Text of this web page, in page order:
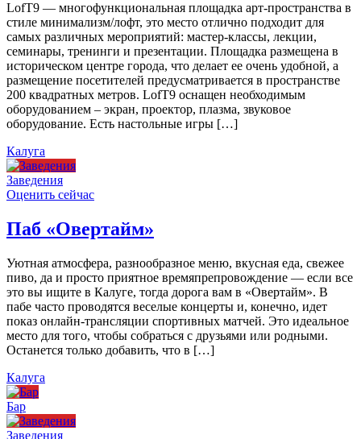
LofT9 — многофункциональная площадка арт-пространства в
стиле минимализм/лофт, это место отлично подходит для
самых различных мероприятий: мастер-классы, лекции,
семинары, тренинги и презентации. Площадка размещена в
историческом центре города, что делает ее очень удобной, а
размещение посетителей предусматривается в пространстве
200 квадратных метров. LofT9 оснащен необходимым
оборудованием – экран, проектор, плазма, звуковое
оборудование. Есть настольные игры […]
Калуга
Заведения
Оценить сейчас
Паб «Овертайм»
Уютная атмосфера, разнообразное меню, вкусная еда, свежее
пиво, да и просто приятное времяпрепровождение — если все
это вы ищите в Калуге, тогда дорога вам в «Овертайм». В
пабе часто проводятся веселые концерты и, конечно, идет
показ онлайн-трансляции спортивных матчей. Это идеальное
место для того, чтобы собраться с друзьями или родными.
Останется только добавить, что в […]
Калуга
Бар
Заведения